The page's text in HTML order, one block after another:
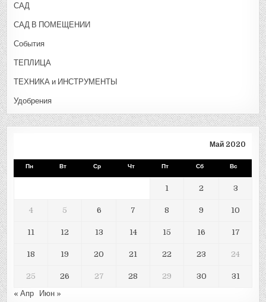
САД
САД В ПОМЕЩЕНИИ
События
ТЕПЛИЦА
ТЕХНИКА и ИНСТРУМЕНТЫ
Удобрения
Май 2020
Пн Вт Ср Чт Пт Сб Вс
1 2 3
4 5 6 7 8 9 10
11 12 13 14 15 16 17
18 19 20 21 22 23 24
25 26 27 28 29 30
31
« Апр
Июн »